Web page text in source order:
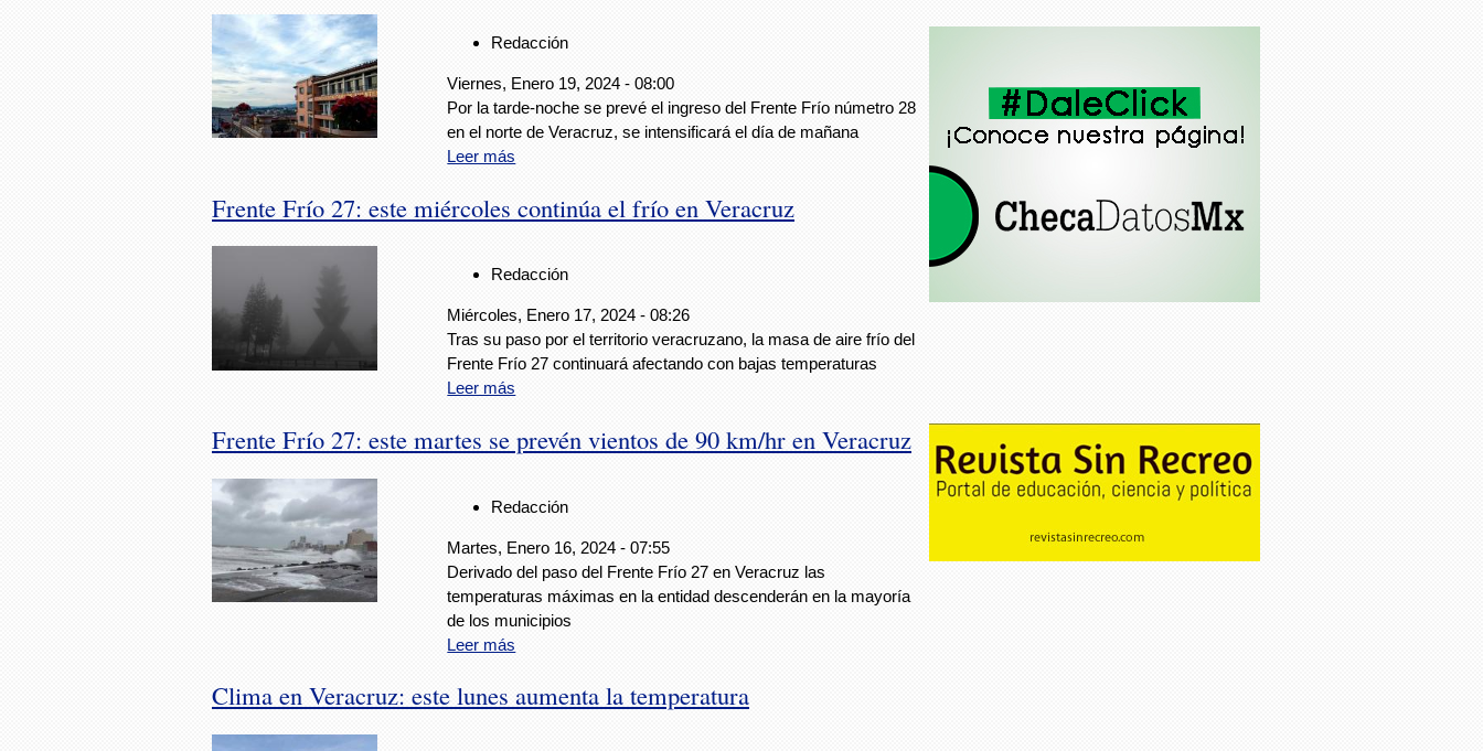
Redacción
Viernes, Enero 19, 2024 - 08:00
Por la tarde-noche se prevé el ingreso del Frente Frío númetro 28
en el norte de Veracruz, se intensificará el día de mañana
Leer más
Frente Frío 27: este miércoles continúa el frío en Veracruz
Redacción
Miércoles, Enero 17, 2024 - 08:26
Tras su paso por el territorio veracruzano, la masa de aire frío del
Frente Frío 27 continuará afectando con bajas temperaturas
Leer más
Frente Frío 27: este martes se prevén vientos de 90 km/hr en Veracruz
Redacción
Martes, Enero 16, 2024 - 07:55
Derivado del paso del Frente Frío 27 en Veracruz las
temperaturas máximas en la entidad descenderán en la mayoría
de los municipios
Leer más
Clima en Veracruz: este lunes aumenta la temperatura